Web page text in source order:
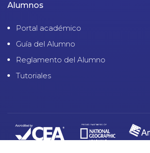
Alumnos
Portal académico
Guía del Alumno
Reglamento del Alumno
Tutoriales